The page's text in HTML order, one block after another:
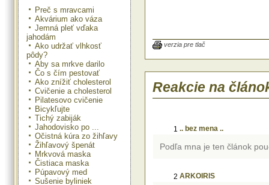
Preč s mravcami
Akvárium ako váza
Jemná pleť vďaka
jahodám
Ako udržať vlhkosť
pôdy?
Aby sa mrkve darilo
Čo s čím pestovať
Ako znížiť cholesterol
Cvičenie a cholesterol
Pilatesovo cvičenie
Bicykľujte
Tichý zabiják
Jahodovisko po ...
Očistná kúra zo žihľavy
Žihľavový špenát
Mrkvová maska
Čistiaca maska
Púpavový med
Sušenie byliniek
postriekame výluhom zo
žihľavy necháme lúhovať v 1
verzia pre tlač
Reakcie na
1 .. bez mena ..
Podľa mna je ten článok
2 ARKOIRIS